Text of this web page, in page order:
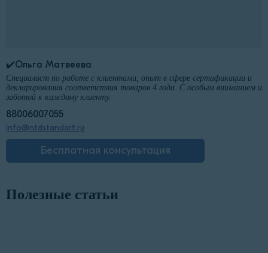
✔️Ольга Матвеева
Специалист по работе с клиентами, опыт в сфере сертификации и
декларирования соответствия товаров 4 года. С особым вниманием и
заботой к каждому клиенту.
88006007055
info@ntdstandart.ru
Бесплатная консультация
Полезные статьи